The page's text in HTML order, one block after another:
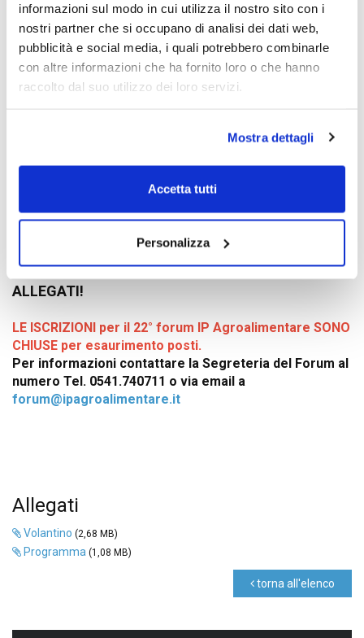
informazioni sul modo in cui utilizza il nostro sito con i
nostri partner che si occupano di analisi dei dati web,
pubblicità e social media, i quali potrebbero combinarle
con altre informazioni che ha fornito loro o che hanno
raccolto dal suo utilizzo dei loro servizi.
Mostra dettagli
Accetta tutti
Personalizza
"Tutti impazziti: clima, mercati e
, e si terrà nelle date
2025presso ilPalace Hotel ***** di Milano
CONSULTA IL PROGRAMMA NELLA SEZIONE
ALLEGATI!
LE ISCRIZIONI per il 22° forum IP Agroalimentare SONO
CHIUSE per esaurimento post i.
Per informazioni contattare la Segreteria del Forum al
numero Tel. 0541.740711 o via email a
forum@ipagroalimentare.it
Allegati
Volantino (2,68 MB)
Programma (1,08 MB)
torna all'elenco